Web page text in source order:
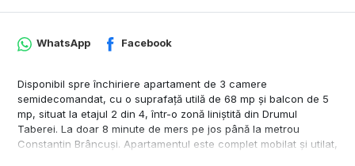
WhatsApp Facebook
Disponibil spre închiriere apartament de 3 camere
semidecomandat, cu o suprafață utilă de 68 mp și balcon de 5
mp, situat la etajul 2 din 4, într-o zonă liniștită din Drumul
Taberei. La doar 8 minute de mers pe jos până la metrou
Constantin Brâncuși. Apartamentul este complet mobilat și utilat,